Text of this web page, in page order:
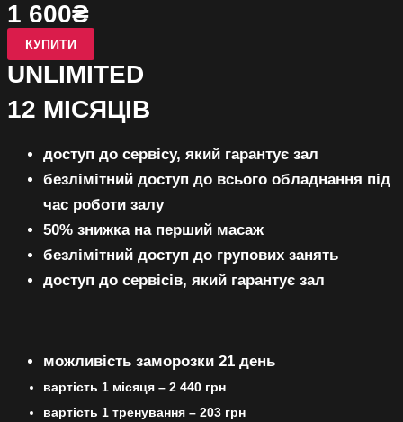
1 600₴
КУПИТИ
UNLIMITED
12 МІСЯЦІВ
доступ до сервісу, який гарантує зал
безлімітний доступ до всього обладнання під
час роботи залу
50% знижка на перший масаж
безлімітний доступ до групових занять
доступ до сервісів, який гарантує зал
можливість заморозки 21 день
вартість 1 місяця – 2 440 грн
вартість 1 тренування – 203 грн